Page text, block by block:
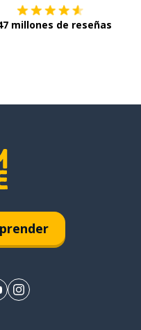
millones de reseñas